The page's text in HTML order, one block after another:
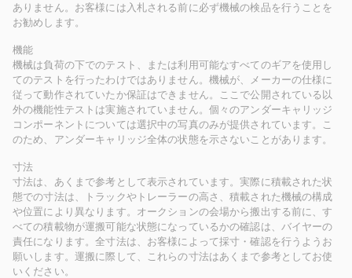
ありません。お客様には入札される前に必ず機械の検品を行うことを
お勧めします。
機能
機械は負荷の下でのテスト、または利用可能なすべてのギアを使用し
てのテストを行ったわけではありません。機械が、メーカーの仕様に
従って動作されていたか保証はできません。ここで公開されている以
外の機能性テストは実施されていません。個々のアンダーキャリッジ
コンポーネントについては選択中の写真のみが提供されています。こ
のため、アンダーキャリッジ全体の状態を示さないことがあります。
寸法
寸法は、あくまで参考として表示されています。実際に積載された状
態での寸法は、トラックやトレーラーの高さ、積載された機械の構成
や位置により異なります。オークションの会場から搬出する前に、す
べての積載物が運搬可能な状態になっているかの確認は、バイヤーの
責任になります。全寸法は、お客様によって採寸・確認を行うようお
願いします。運搬に際して、これらの寸法はあくまで参考としてお使
いください。